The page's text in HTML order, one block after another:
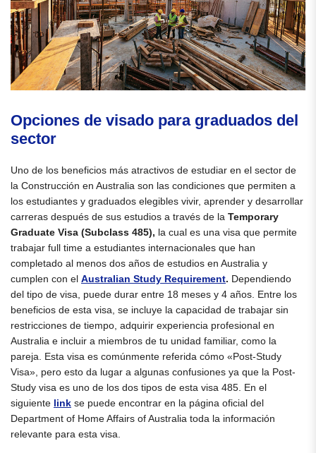
Opciones de visado para graduados del
sector
Uno de los beneficios más atractivos de estudiar en el sector de
la Construcción en Australia son las condiciones que permiten a
los estudiantes y graduados elegibles vivir, aprender y desarrollar
carreras después de sus estudios a través de la Temporary
Graduate Visa (Subclass 485), la cual es una visa que permite
trabajar full time a estudiantes internacionales que han
completado al menos dos años de estudios en Australia y
cumplen con el Australian Study Requirement. Dependiendo
del tipo de visa, puede durar entre 18 meses y 4 años. Entre los
beneficios de esta visa, se incluye la capacidad de trabajar sin
restricciones de tiempo, adquirir experiencia profesional en
Australia e incluir a miembros de tu unidad familiar, como la
pareja. Esta visa es comúnmente referida cómo «Post-Study
Visa», pero esto da lugar a algunas confusiones ya que la Post-
Study visa es uno de los dos tipos de esta visa 485. En el
siguiente link se puede encontrar en la página oficial del
Department of Home Affairs of Australia toda la información
relevante para esta visa.